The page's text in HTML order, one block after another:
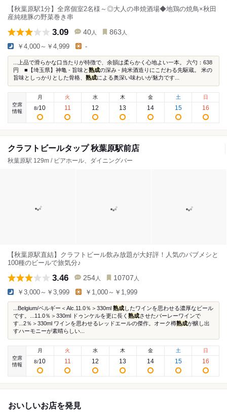
【秋葉原駅1分】全席個室2名様～◎大人の串焼酒場◆地鶏の焼鳥×秋田
産純穂豚の野菜巻き串
3.09 40 人 863 人
￥4,000～￥4,999 -
...上品で滑らかな口当たりが特徴で、余韻は柔らかく心地よい一本。 六勺：638
円 ■【埼玉県】神亀 - 旨味と熟成の深み - 純米酒造りにこだわる先駆蔵。 米の
旨味としっかりとした骨格、 熟成による奥深い味わいが魅力です...
空席
情報
月
8/10
火
11
水
12
木
13
金
14
土
15
日
16
クラフトビールタップ 秋葉原駅前店
秋葉原駅 129m / ビアホール、ダイニングバー
【秋葉原駅直結】クラフトビール飲み放題が大好評！人気のパブメシと
100種のビールで旅気分♪
3.46 254 人 10707 人
￥3,000～￥3,999 ￥1,000～￥1,999
...Belgium/ベルギー＜Alc.11.0％＞330ml 熟成したワインを思わせる濃厚なビール
です。...11.0％＞330ml ドゥンケルを更に長く 熟成させたバーレーワインで
す...2％＞330ml ワインを思わせるレッドエールの傑作。オーク樽熟成が醸し出
すハーモニーが素晴らしい...
空席
情報
月
8/10
火
11
水
12
木
13
金
14
土
15
日
16
おいしいお店を発見